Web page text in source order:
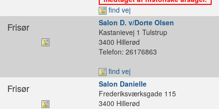
find vej
Frisør
Salon D. v/Dorte Olsen
Kastanievej 1 Tulstrup
3400 Hillerød
Telefon: 26176863
find vej
Frisør
Salon Danielle
Frederiksværksgade 115
3400 Hillerød